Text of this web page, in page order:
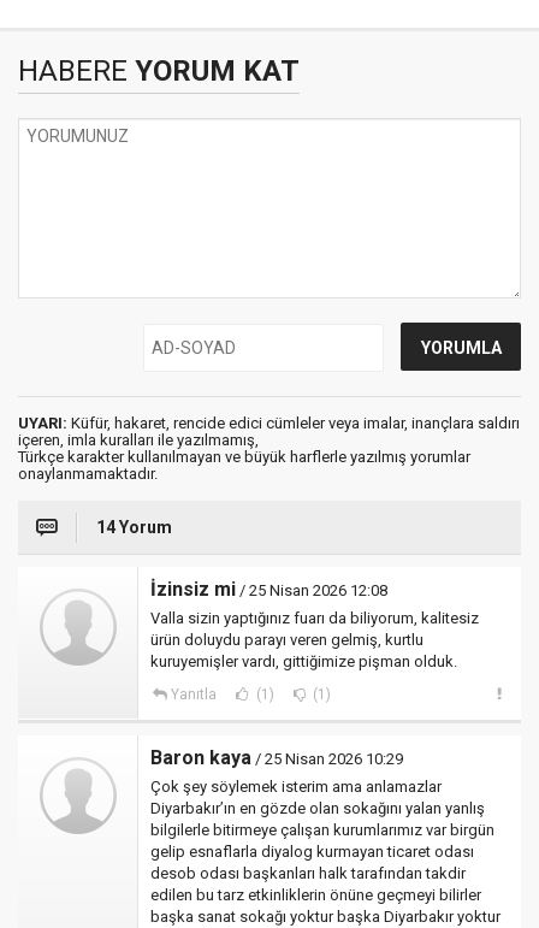
HABERE YORUM KAT
UYARI: Küfür, hakaret, rencide edici cümleler veya imalar, inançlara saldırı
içeren, imla kuralları ile yazılmamış,
Türkçe karakter kullanılmayan ve büyük harflerle yazılmış yorumlar
onaylanmamaktadır.
14 Yorum
İzinsiz mi / 25 Nisan 2026 12:08
Valla sizin yaptığınız fuarı da biliyorum, kalitesiz
ürün doluydu parayı veren gelmiş, kurtlu
kuruyemişler vardı, gittiğimize pişman olduk.
Yanıtla (1) (1)
Baron kaya / 25 Nisan 2026 10:29
Çok şey söylemek isterim ama anlamazlar
Diyarbakır’ın en gözde olan sokağını yalan yanlış
bilgilerle bitirmeye çalışan kurumlarımız var birgün
gelip esnaflarla diyalog kurmayan ticaret odası
desob odası başkanları halk tarafından takdir
edilen bu tarz etkinliklerin önüne geçmeyi bilirler
başka sanat sokağı yoktur başka Diyarbakır yoktur